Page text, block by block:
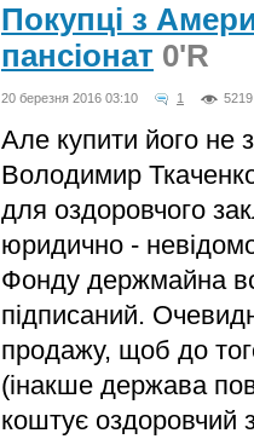
Покупці з
пансіонат 0'R
20 березня 2016 03:10 1 5219
Але купити його не
Володимир
для оздоровчого
юридично -
Фонду держмайна
підписаний.
продажу, щоб до
(інакше держава
коштує оздоровчий